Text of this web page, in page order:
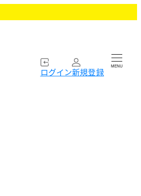
ログイン新規登録 MENU